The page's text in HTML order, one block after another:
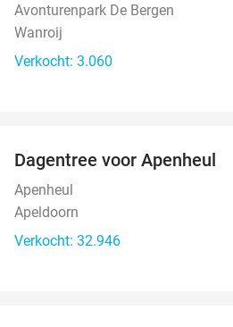
Avonturenpark De Bergen
Wanroij
Verkocht: 3.060
Dagentree voor Apenheul
Apenheul
Apeldoorn
Verkocht: 32.946